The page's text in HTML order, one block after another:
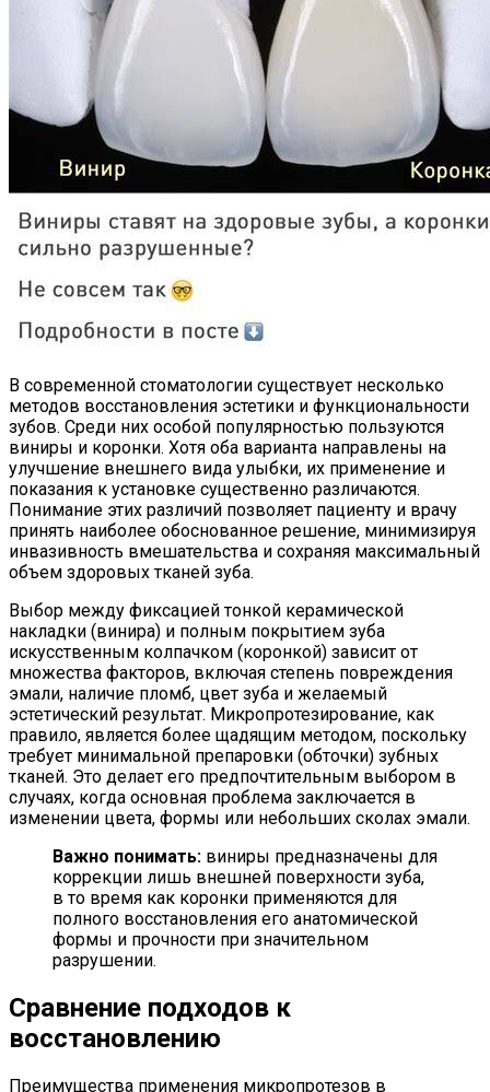
В современной стоматологии существует несколько
методов восстановления эстетики и функциональности
зубов. Среди них особой популярностью пользуются
виниры и коронки. Хотя оба варианта направлены на
улучшение внешнего вида улыбки, их применение и
показания к установке существенно различаются.
Понимание этих различий позволяет пациенту и врачу
принять наиболее обоснованное решение, минимизируя
инвазивность вмешательства и сохраняя максимальный
объем здоровых тканей зуба.
Выбор между фиксацией тонкой керамической
накладки (винира) и полным покрытием зуба
искусственным колпачком (коронкой) зависит от
множества факторов, включая степень повреждения
эмали, наличие пломб, цвет зуба и желаемый
эстетический результат. Микропротезирование, как
правило, является более щадящим методом, поскольку
требует минимальной препаровки (обточки) зубных
тканей. Это делает его предпочтительным выбором в
случаях, когда основная проблема заключается в
изменении цвета, формы или небольших сколах эмали.
Важно понимать: виниры предназначены для
коррекции лишь внешней поверхности зуба,
в то время как коронки применяются для
полного восстановления его анатомической
формы и прочности при значительном
разрушении.
Сравнение подходов к
восстановлению
Преимущества применения микропротезов в